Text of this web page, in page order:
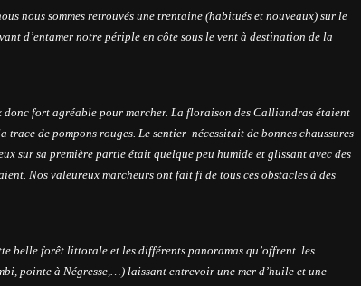
nous sommes retrouvés une trentaine (habitués et nouveaux) sur le
d’entamer notre périple en côte sous le vent à destination de la
donc fort agréable pour marcher. La floraison des Calliandras étaient
trace de pompons rouges. Le sentier nécessitait de bonnes chaussures
sur sa première partie était quelque peu humide et glissant avec des
Nos valeureux marcheurs ont fait fi de tous ces obstacles à des
belle forêt littorale et les différents panoramas qu’offrent les
pointe à Négresse,…) laissant entrevoir une mer d’huile et une